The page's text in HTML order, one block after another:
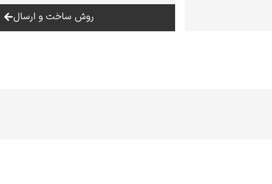
روش ساخت و ارسال